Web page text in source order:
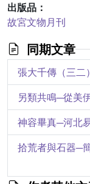
出版品：
故宮文物月刊
同期文章
張大千傳（三二
神容畢真─河北
拾荒者與石器─
泰山〈無字碑